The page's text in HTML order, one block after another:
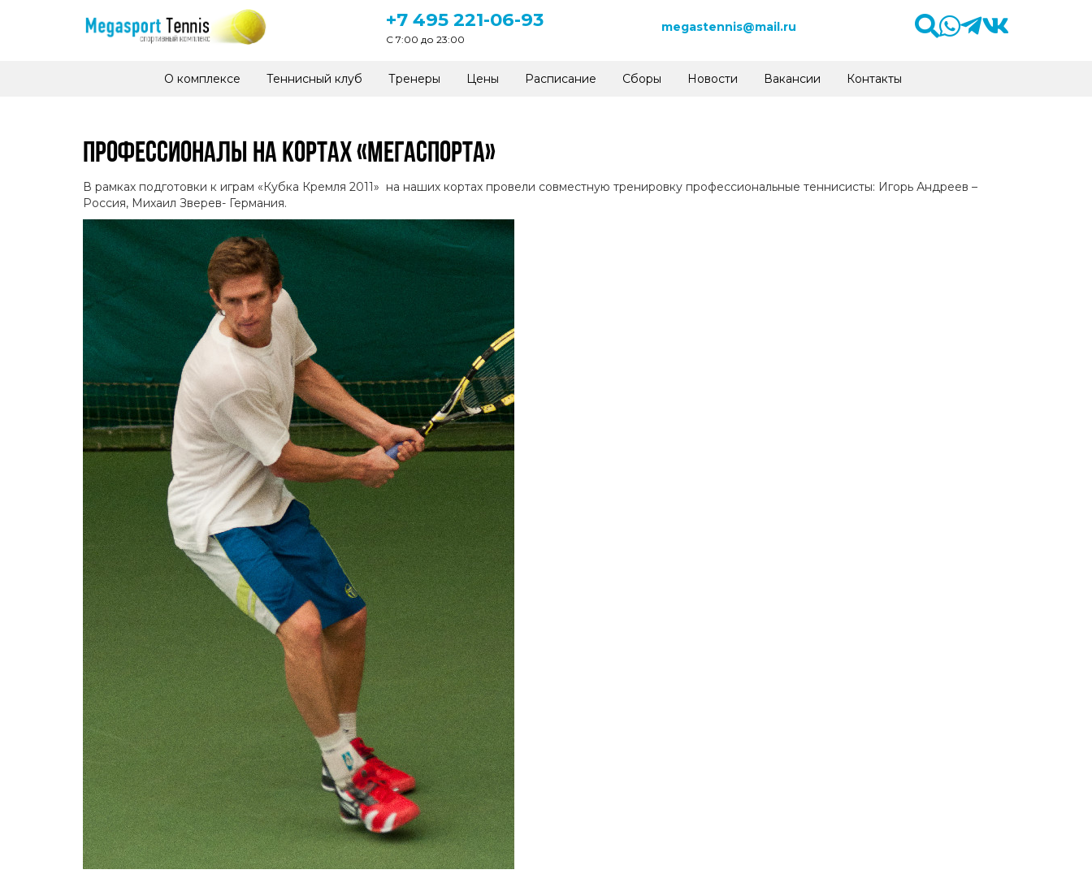
+7 495 221-06-93
C 7:00 до 23:00
megastennis@mail.ru
О комплексе Теннисный клуб Тренеры Цены Расписание Сборы Новости Вакансии Контакты
ПРОФЕССИОНАЛЫ НА КОРТАХ «МЕГАСПОРТА»
В рамках подготовки к играм «Кубка Кремля 2011» на наших кортах провели совместную тренировку профессиональные теннисисты: Игорь Андреев –
Россия, Михаил Зверев- Германия.